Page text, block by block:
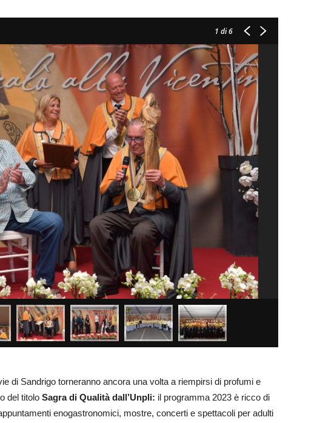
1 di 6
di Sandrigo torneranno ancora una volta a riempirsi di profumi e
del titolo Sagra di Qualità dall’Unpli: il programma 2023 è ricco di
enogastronomici, mostre, concerti e spettacoli per adulti